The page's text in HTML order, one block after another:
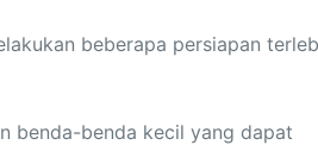
beberapa persiapan
benda-benda kecil yang dapat